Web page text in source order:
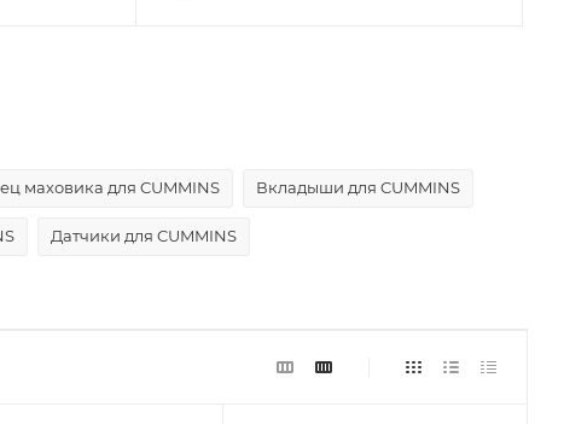
маховика для CUMMINS Вкладыши для CUMMINS
Датчики для CUMMINS